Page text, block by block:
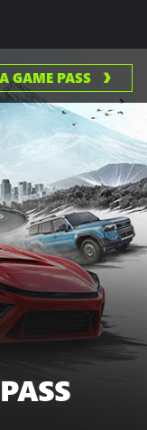
GAME PASS